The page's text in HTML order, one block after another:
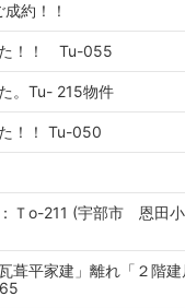
約！！
た！！ Tu-055
。Tu- 215物件
！！ Tu-050
Ｔo-211 (宇部市 恩田小
葺平家建」離れ「２階